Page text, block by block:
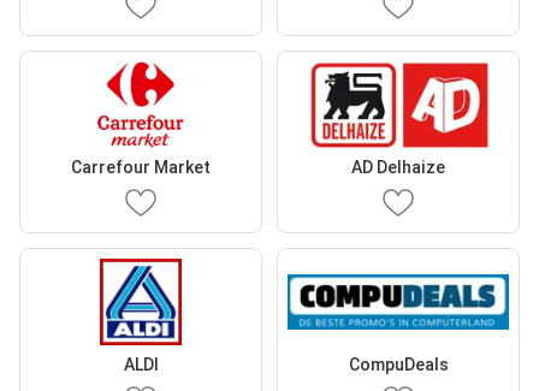
Carrefour Market AD Delhaize
ALDI CompuDeals